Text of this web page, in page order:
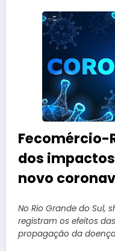
Fecomércio-
dos
novo
No Rio Grande do Sul,
registram os efeitos
propagação da